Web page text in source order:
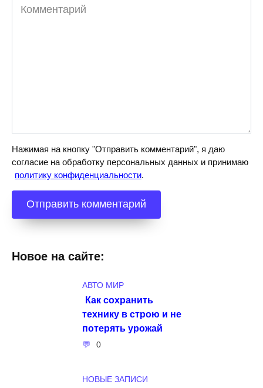
Комментарий
Нажимая на кнопку "Отправить комментарий", я даю
согласие на обработку персональных данных и принимаю
политику конфиденциальности.
Новое на сайте:
АВТО МИР
Как сохранить
технику в строю и не
потерять урожай
0
НОВЫЕ ЗАПИСИ